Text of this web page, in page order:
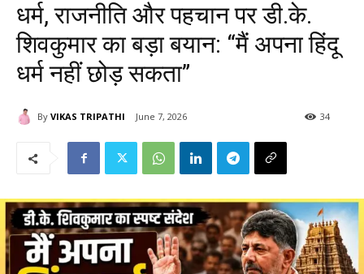
धर्म, राजनीति और पहचान पर डी.के.
शिवकुमार का बड़ा बयान: “मैं अपना हिंदू
धर्म नहीं छोड़ सकता”
By VIKAS TRIPATHI June 7, 2026 34